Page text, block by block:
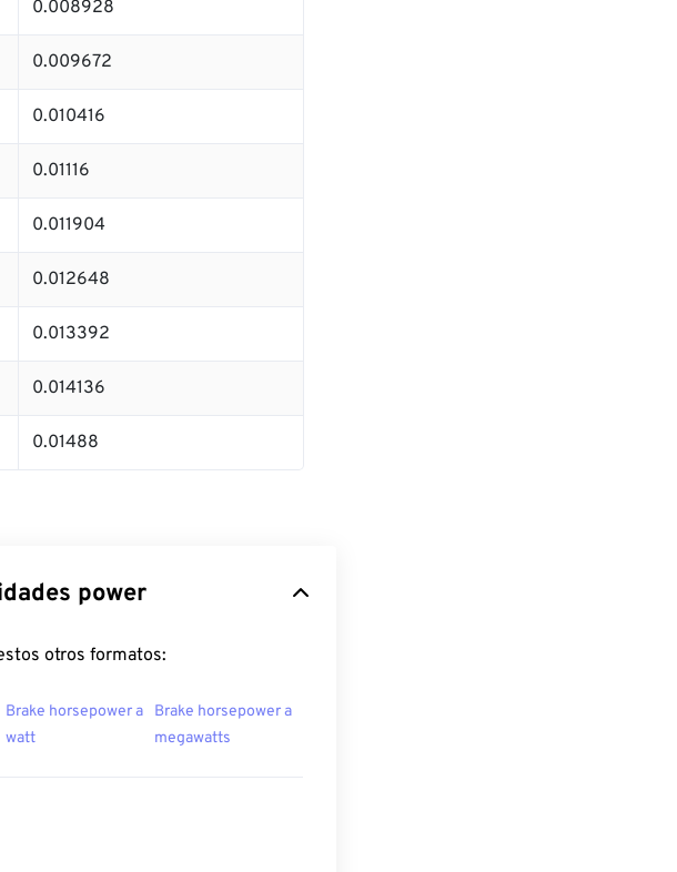
0.008928
0.009672
0.010416
0.01116
0.011904
0.012648
0.013392
0.014136
0.01488
power
otros formatos:
Brake horsepower a
watt
Brake horsepower a
megawatts